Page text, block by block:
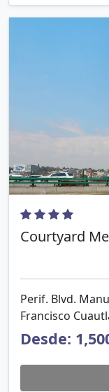
Courtyard
Perif. Blvd.
Francisco
Desde: